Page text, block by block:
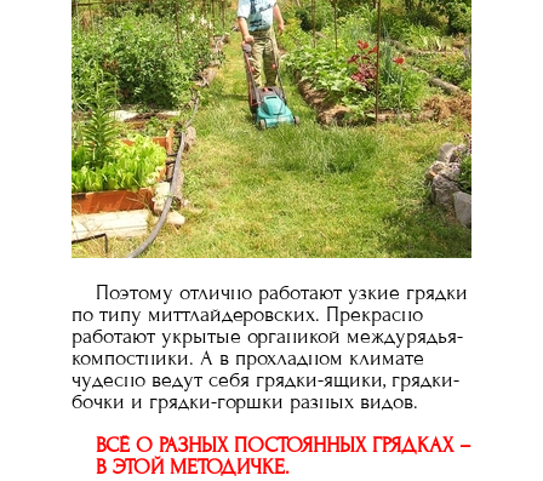
Поэтому отлично работают узкие грядки
по типу миттлайдеровских. Прекрасно
работают укрытые органикой междурядья-
компостники. А в прохладном климате
чудесно ведут себя грядки-ящики, грядки-
бочки и грядки-горшки разных видов.
ВСЁ О РАЗНЫХ ПОСТОЯННЫХ ГРЯДКАХ –
В ЭТОЙ МЕТОДИЧКЕ.